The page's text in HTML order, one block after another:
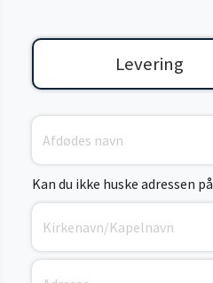
Levering
Kan du ikke huske adressen